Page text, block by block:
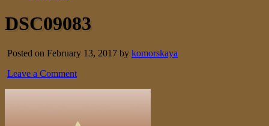
DSC09083
Posted on February 13, 2017 by komorskaya
Leave a Comment